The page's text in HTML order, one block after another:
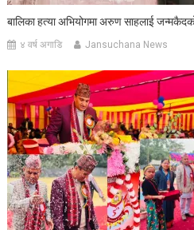
बालिका हत्या अभियोगमा अरुण साहलाई
४ वर्ष अगाडि Jansuchana News